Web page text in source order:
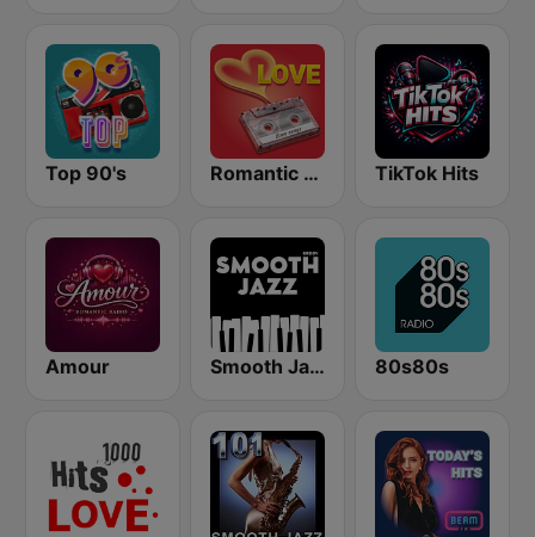
Top 90's Romantic Vibes TikTok Hits
Amour Smooth Jazz - Groov 80s80s